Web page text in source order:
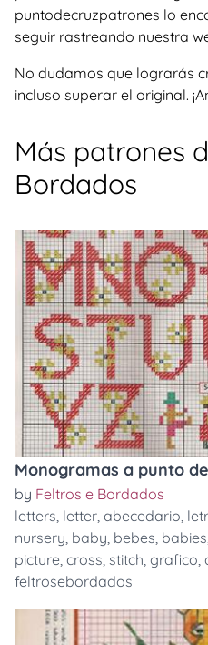
puntodecruzpatrones lo
seguir rastreando nuestra
No dudamos que lograrás
incluso superar el original.
Más patrones
Bordados
Monogramas a punto
by Feltros e Bordados
letters, letter, abecedario,
nursery, baby, bebes, babies
picture, cross, stitch, grafico,
feltrosebordados